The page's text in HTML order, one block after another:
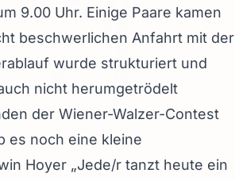
9.00 Uhr. Einige Paare kamen
beschwerlichen Anfahrt mit der
wurde strukturiert und
nicht herumgetrödelt
der Wiener-Walzer-Contest
es noch eine kleine
Hoyer „Jede/r tanzt heute ein